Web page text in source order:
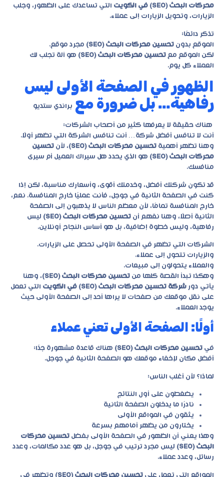
محركات البحث (SEO) في الكويت
التي تساعدك على الظهور، وجلب
الزيارات، وتحويل الزيارات إلى عملاء.
تذكر دائمًا:
الموقع بدون تحسين محركات البحث (SEO)
مجرد موقع.
لكن الموقع مع تحسين محركات البحث (SEO)
هو آلة تجلب لك
العملاء كل يوم.
الظهور في الصفحة الأولى ليس
رفاهية… بل ضرورة مع براندي ستديو
هناك حقيقة لا يعرفها كثير من أصحاب الشركات:
أنت لا تنافس أفضل شركة… أنت تنافس الشركة التي تظهر أولًا.
وهنا تظهر أهمية تحسين محركات البحث (SEO) ، لأن تحسين
محركات البحث (SEO)
هو الذي يحدد هل سيراك العميل أم سيرى
منافسك.
قد تكون شركتك أفضل، وخدمتك أقوى، وأسعارك مناسبة، لكن إذا
كنت في الصفحة الثانية في جوجل، فأنت عمليًا خارج المنافسة. نعم،
خارج المنافسة تمامًا، لأن معظم الناس لا يذهبون إلى الصفحة
الثانية أصلًا، وهنا نفهم أن تحسين محركات البحث (SEO)
ليس
رفاهية، وليس خطوة إضافية، بل هو أساس النجاح أونلاين.
الشركات التي تظهر في الصفحة الأولى تحصل على الزيارات.
والزيارات تتحول إلى عملاء.
والعملاء يتحولون إلى مبيعات.
وهكذا تبدأ القصة كلها من تحسين محركات البحث (SEO)
، وهنا
يأتي دور شركة تحسين محركات البحث (SEO) في الكويت
التي تعمل
على نقل موقعك من صفحات لا يراها أحد إلى الصفحة الأولى حيث
يوجد العملاء.
أولًا: الصفحة الأولى تعني عملاء
في تحسين محركات البحث (SEO)
هناك قاعدة مشهورة جدًا:
أفضل مكان لإخفاء موقعك هو الصفحة الثانية في جوجل.
لماذا؟ لأن أغلب الناس:
يضغطون على أول النتائج
نادرًا ما يدخلون الصفحة الثانية
يثقون في المواقع الأولى
يختارون من يظهر أمامهم بسرعة
وهذا يعني أن الظهور في الصفحة الأولى بفضل تحسين محركات
البحث (SEO)
ليس مجرد ترتيب في جوجل، بل هو عدد مكالمات، وعدد
رسائل، وعدد عملاء.
المواقع التي تعمل على تحسين محركات البحث (SEO) وتظهر في